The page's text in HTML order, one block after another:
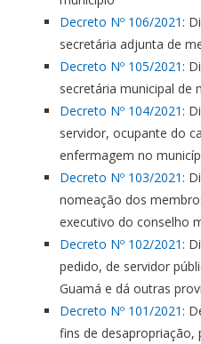
Decreto Nº 106/2021 :
secretária adjunta de
Decreto Nº 105/2021 :
secretária municipal de
Decreto Nº 104/2021 :
servidor, ocupante do
enfermagem no
Decreto Nº 103/2021 :
nomeação dos
executivo do conselho
Decreto Nº 102/2021 :
pedido, de servidor
Guamá e dá outras
Decreto Nº 101/2021 :
fins de desapropriação,